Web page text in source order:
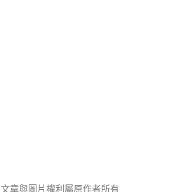
文章與圖片權利屬原作者所有